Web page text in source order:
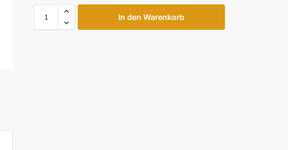
In den Warenkorb